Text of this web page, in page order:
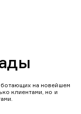
на новейшем
клиентами, но и